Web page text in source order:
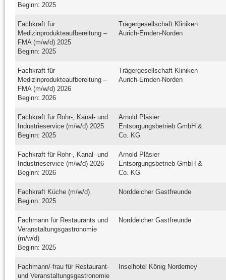
Beginn: 2025
Fachkraft für
Medizinprodukteaufbereitung –
FMA (m/w/d) 2025
Beginn: 2025
Trägergesellschaft Kliniken
Aurich-Emden-Norden
Fachkraft für
Medizinprodukteaufbereitung –
FMA (m/w/d) 2026
Beginn: 2026
Trägergesellschaft Kliniken
Aurich-Emden-Norden
Fachkraft für Rohr-, Kanal- und
Industrieservice (m/w/d) 2025
Beginn: 2025
Arnold Pläsier
Entsorgungsbetrieb GmbH &
Co. KG
Fachkraft für Rohr-, Kanal- und
Industrieservice (m/w/d) 2026
Beginn: 2026
Arnold Pläsier
Entsorgungsbetrieb GmbH &
Co. KG
Fachkraft Küche (m/w/d)
Beginn: 2025
Norddeicher Gastfreunde
Fachmann für Restaurants und
Veranstaltungsgastronomie
(m/w/d)
Beginn: 2025
Norddeicher Gastfreunde
Fachmann/-frau für Restaurant-
und Veranstaltungsgastronomie
Inselhotel König Norderney